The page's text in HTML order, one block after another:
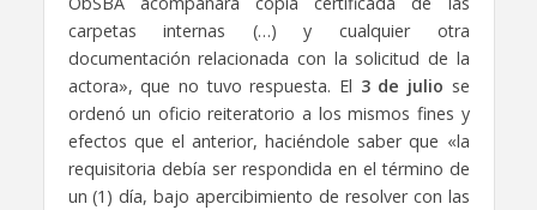
carpetas internas (…) y cualquier otra
documentación relacionada con la solicitud de la
actora», que no tuvo respuesta. El 3 de julio se
ordenó un oficio reiteratorio a los mismos fines y
efectos que el anterior, haciéndole saber que «la
requisitoria debía ser respondida en el término de
un (1) día, bajo apercibimiento de resolver con las